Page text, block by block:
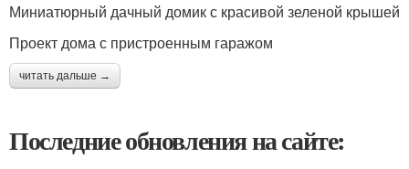
Миниатюрный дачный домик с красивой зеленой крышей
Проект дома с пристроенным гаражом
читать дальше →
Последние обновления на сайте: